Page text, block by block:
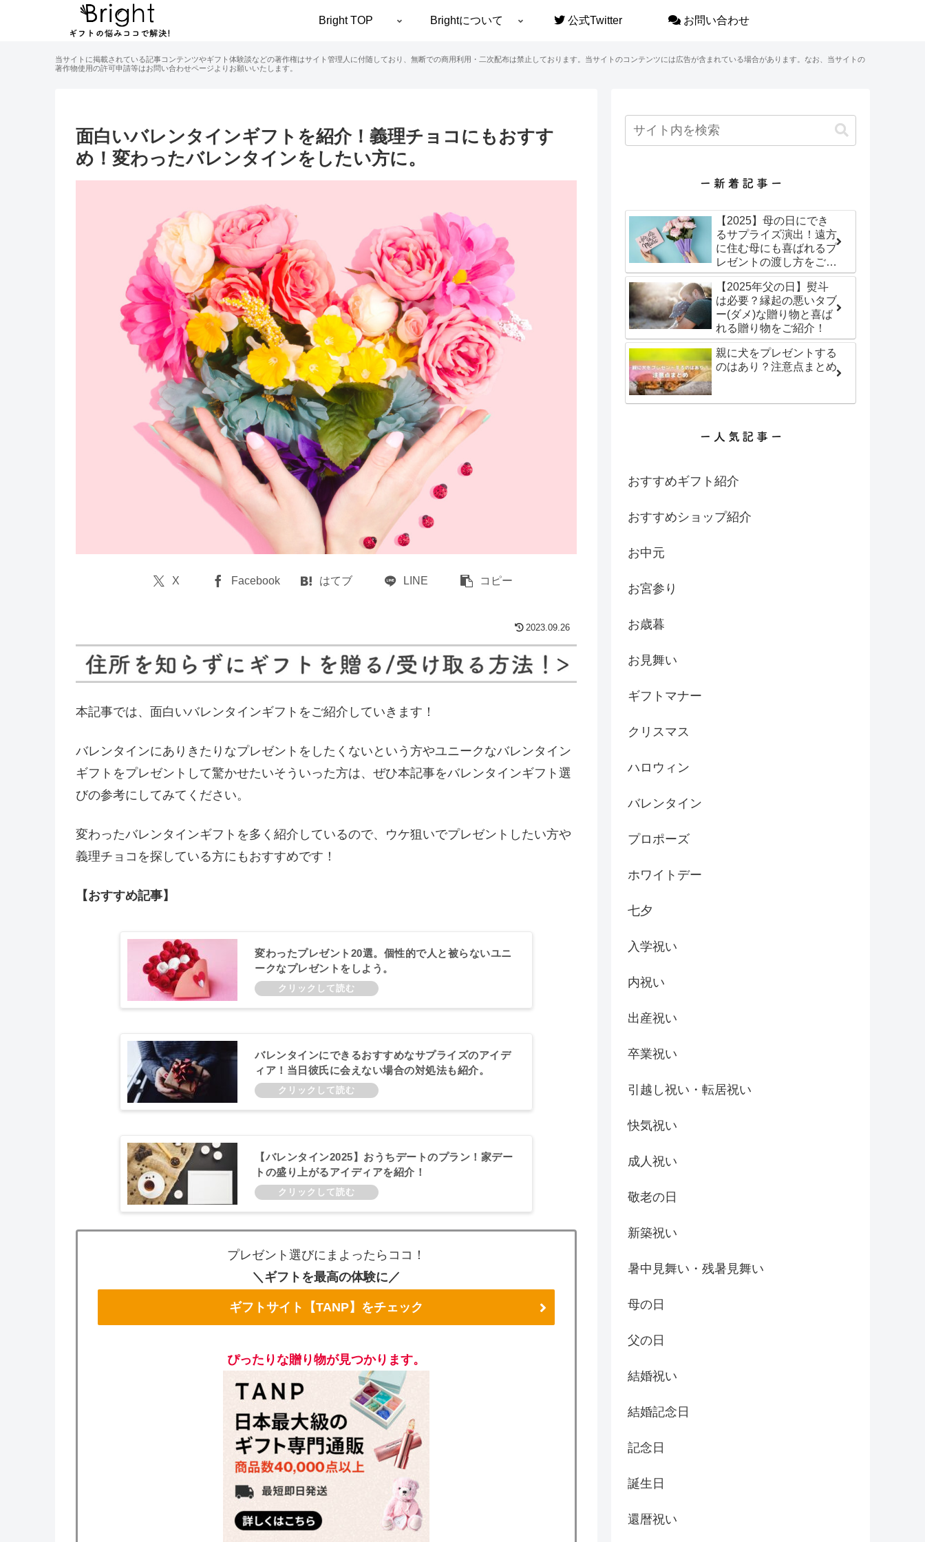
Bright TOP Brightについて 公式Twitter お問い合わせ
当サイトに掲載されている記事コンテンツやギフト体験談などの著作権はサイト管理人に付随しており、無断での商用利用・二次配布は禁止しております。当サイトのコンテンツには広告が含まれている場合があります。なお、当サイトの
著作物使用の許可申請等はお問い合わせページよりお願いいたします。
面白いバレンタインギフトを紹介！義理チョコにもおすす
め！変わったバレンタインをしたい方に。
X Facebook はてブ LINE コピー
2023.09.26
本記事では、面白いバレンタインギフトをご紹介していきます！
バレンタインにありきたりなプレゼントをしたくないという方やユニークなバレンタイン
ギフトをプレゼントして驚かせたいそういった方は、ぜひ本記事をバレンタインギフト選
びの参考にしてみてください。
変わったバレンタインギフトを多く紹介しているので、ウケ狙いでプレゼントしたい方や
義理チョコを探している方にもおすすめです！
【おすすめ記事】
変わったプレゼント20選。個性的で人と被らないユニ
ークなプレゼントをしよう。
バレンタインにできるおすすめなサプライズのアイデ
ィア！当日彼氏に会えない場合の対処法も紹介。
【バレンタイン2025】おうちデートのプラン！家デー
トの盛り上がるアイディアを紹介！
プレゼント選びにまよったらココ！
＼ギフトを最高の体験に／
ギフトサイト【TANP】をチェック
ぴったりな贈り物が見つかります。
【2025】母の日にでき
るサプライズ演出！遠方
に住む母にも喜ばれるプ
レゼントの渡し方をご紹
介！
【2025年父の日】熨斗
は必要？縁起の悪いタブ
ー(ダメ)な贈り物と喜ば
れる贈り物をご紹介！
親に犬をプレゼントする
のはあり？注意点まとめ
おすすめギフト紹介
おすすめショップ紹介
お中元
お宮参り
お歳暮
お見舞い
ギフトマナー
クリスマス
ハロウィン
バレンタイン
プロポーズ
ホワイトデー
七夕
入学祝い
内祝い
出産祝い
卒業祝い
引越し祝い・転居祝い
快気祝い
成人祝い
敬老の日
新築祝い
暑中見舞い・残暑見舞い
母の日
父の日
結婚祝い
結婚記念日
記念日
誕生日
還暦祝い